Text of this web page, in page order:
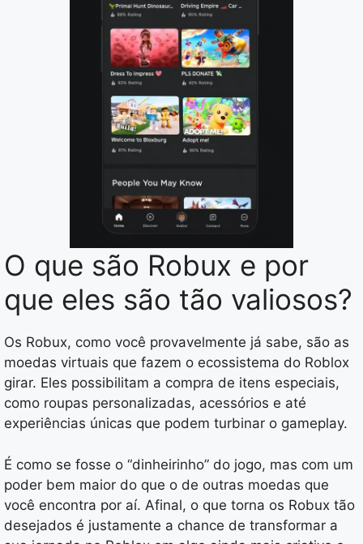
O que são Robux e por
que eles são tão valiosos?
Os Robux, como você provavelmente já sabe, são as
moedas virtuais que fazem o ecossistema do Roblox
girar. Eles possibilitam a compra de itens especiais,
como roupas personalizadas, acessórios e até
experiências únicas que podem turbinar o gameplay.
É como se fosse o “dinheirinho” do jogo, mas com um
poder bem maior do que o de outras moedas que
você encontra por aí. Afinal, o que torna os Robux tão
desejados é justamente a chance de transformar a